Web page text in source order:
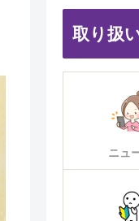
取り扱
ニュ